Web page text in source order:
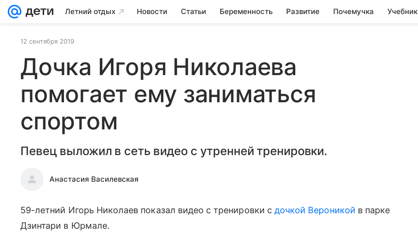
Летний отдых Новости Статьи Беременность Развитие Почемучка Учебник
12 сентября 2019
Дочка Игоря Николаева
помогает ему заниматься
спортом
Певец выложил в сеть видео с утренней тренировки.
Анастасия Василевская
59-летний Игорь Николаев показал видео с тренировки с дочкой Вероникой в парке
Дзинтари в Юрмале.